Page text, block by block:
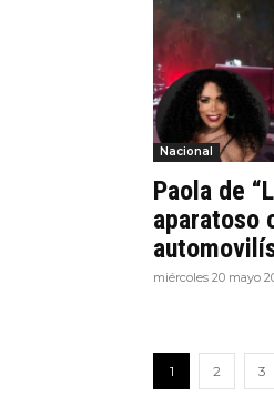
Nacional
Paola de
aparatoso
miércoles 20 mayo
1 2 3